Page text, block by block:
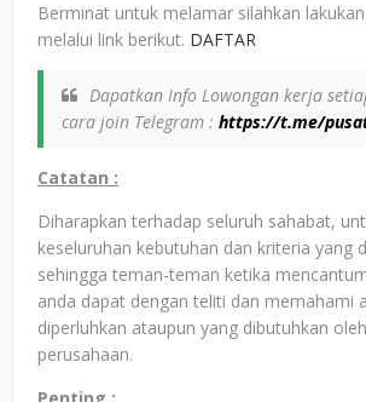
Berminat untuk melamar silahkan
melalui link berikut. DAFTAR
Dapatkan Info Lowongan kerja
cara join Telegram : https://t.me/
Catatan :
Diharapkan terhadap seluruh sahabat,
keseluruhan kebutuhan dan kriteria yang
sehingga teman-teman ketika
anda dapat dengan teliti dan memahami
diperluhkan ataupun yang dibutuhkan
perusahaan.